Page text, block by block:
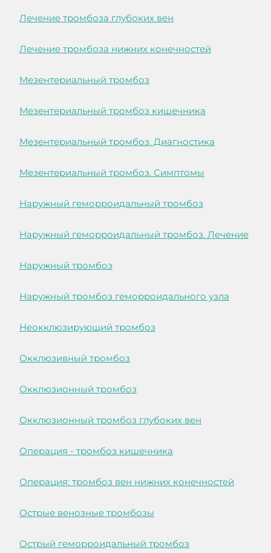
Лечение тромбоза глубоких вен
Лечение тромбоза нижних конечностей
Мезентериальный тромбоз
Мезентериальный тромбоз кишечника
Мезентериальный тромбоз. Диагностика
Мезентериальный тромбоз. Симптомы
Наружный геморроидальный тромбоз
Наружный геморроидальный тромбоз. Лечение
Наружный тромбоз
Наружный тромбоз геморроидального узла
Неокклюзирующий тромбоз
Окклюзивный тромбоз
Окклюзионный тромбоз
Окклюзионный тромбоз глубоких вен
Операция - тромбоз кишечника
Операция: тромбоз вен нижних конечностей
Острые венозные тромбозы
Острый геморроидальный тромбоз